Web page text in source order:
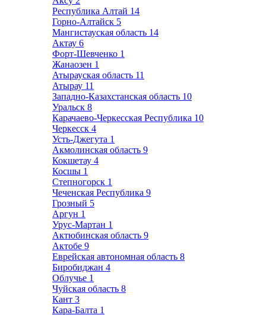
Республика Алтай 14
Горно-Алтайск 5
Мангистауская область 14
Актау 6
Форт-Шевченко 1
Жанаозен 1
Атырауская область 11
Атырау 11
Западно-Казахстанская область 10
Уральск 8
Карачаево-Черкесская Республика 10
Черкесск 4
Усть-Джегута 1
Акмолинская область 9
Кокшетау 4
Косшы 1
Степногорск 1
Чеченская Республика 9
Грозный 5
Аргун 1
Урус-Мартан 1
Актюбинская область 9
Актобе 9
Еврейская автономная область 8
Биробиджан 4
Облучье 1
Чуйская область 8
Кант 3
Кара-Балта 1